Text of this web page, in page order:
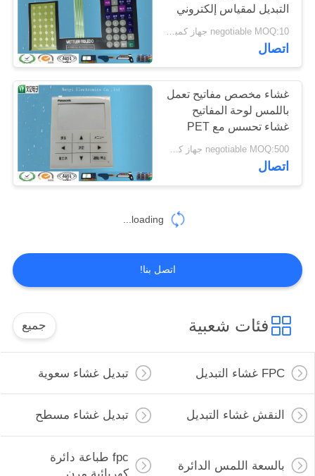
رابط ختم الحرارة
5
القباب المعدنية عن
10
تبديل قبة بولي
13
التبديل لمقياس إلكتروني
negotiable MOQ:10 جهاز كمبيوتر شخصى / الكثير
اتصال
غشاء مخصص مفاتيح تعمل
باللمس لوحة المفاتيح
غشاء تحسس مع PET
تراكب
negotiable MOQ:500 جهاز كمبيوتر لكل طلب
اتصال
loading...
اتصل بنا!
فئات شعبية جميع
FPC غشاء التبديل تبديل غشاء سعوية
النقش غشاء التبديل تبديل غشاء مسطح
بالسعة اللمس الدائرة
fpc طباعة دائرة